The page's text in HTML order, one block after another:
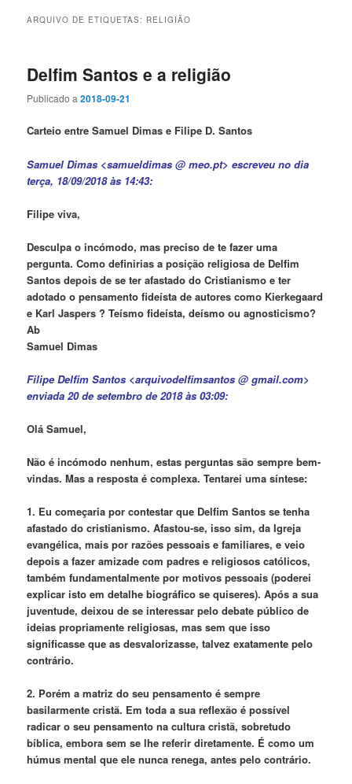
ARQUIVO DE ETIQUETAS: RELIGIÃO
Delfim Santos e a religião
Publicado a2018-09-21
Carteio entre Samuel Dimas e Filipe D. Santos
Samuel Dimas <samueldimas @ meo.pt> escreveu no dia
terça, 18/09/2018 às 14:43:
Filipe viva,
Desculpa o incómodo, mas preciso de te fazer uma
pergunta. Como definirias a posição religiosa de Delfim
Santos depois de se ter afastado do Cristianismo e ter
adotado o pensamento fideísta de autores como Kierkegaard
e Karl Jaspers ? Teísmo fideísta, deísmo ou agnosticismo?
Ab
Samuel Dimas
Filipe Delfim Santos <arquivodelfimsantos @ gmail.com>
enviada 20 de setembro de 2018 às 03:09:
Olá Samuel,
Não é incómodo nenhum, estas perguntas são sempre bem-
vindas. Mas a resposta é complexa. Tentarei uma síntese:
1. Eu começaria por contestar que Delfim Santos se tenha
afastado do cristianismo. Afastou-se, isso sim, da Igreja
evangélica, mais por razões pessoais e familiares, e veio
depois a fazer amizade com padres e religiosos católicos,
também fundamentalmente por motivos pessoais (poderei
explicar isto em detalhe biográfico se quiseres). Após a sua
juventude, deixou de se interessar pelo debate público de
ideias propriamente religiosas, mas sem que isso
significasse que as desvalorizasse, talvez exatamente pelo
contrário.
2. Porém a matriz do seu pensamento é sempre
basilarmente cristã. Em toda a sua reflexão é possível
radicar o seu pensamento na cultura cristã, sobretudo
bíblica, embora sem se lhe referir diretamente. É como um
húmus mental que ele nunca renega, antes pelo contrário.